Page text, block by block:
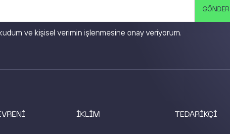
ve kişisel verimin işlenmesine onay veriyorum.
İKLİM TEDARİKÇİ